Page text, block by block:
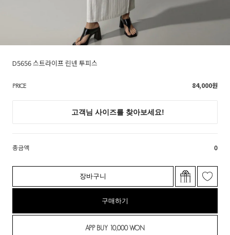
D5656 스트라이프 린넨 투피스
PRICE 84,000원
총금액 0
장바구니
구매하기